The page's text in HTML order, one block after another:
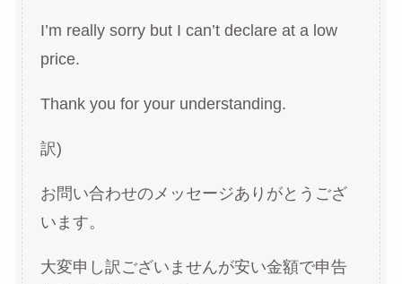
I’m really sorry but I can’t declare at a low
price.
Thank you for your understanding.
訳)
お問い合わせのメッセージありがとうござ
います。
大変申し訳ございませんが安い金額で申告